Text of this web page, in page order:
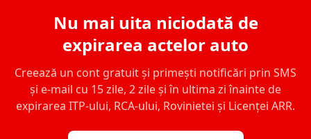
Nu mai uita niciodată de
expirarea actelor auto
Creează un cont gratuit și primești notificări prin SMS
și e-mail cu 15 zile, 2 zile și în ultima zi înainte de
expirarea ITP-ului, RCA-ului, Rovinietei și Licenței ARR.